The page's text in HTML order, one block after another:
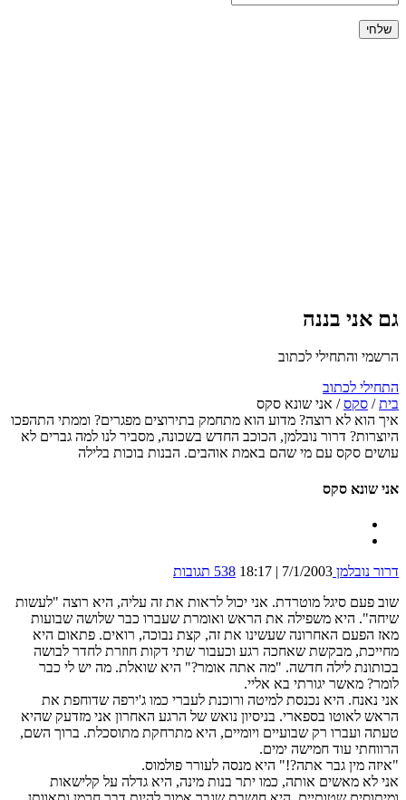
גם אני בננה
הרשמי והתחילי לכתוב
התחילי לכתוב
בית/ סקס/ אני שונא סקס
איך הוא לא רוצה? מדוע הוא מתחמק בתירוצים מפגרים? וממתי התהפכו
היוצרות? דרור נובלמן, הכוכב החדש בשכונה, מסביר לנו למה גברים לא
עושים סקס עם מי שהם באמת אוהבים. הבנות בוכות בלילה
אני שונא סקס
דרור נובלמן 7/1/2003 | 18:17
538 תגובות
שוב פעם סיגל מוטרדת. אני יכול לראות את זה עליה, היא רוצה "לעשות
שיחה". היא משפילה את הראש ואומרת שעברו כבר שלושה שבועות
מאז הפעם האחרונה שעשינו את זה, קצת נבוכה, רואים. פתאום היא
מחייכת, מבקשת שאחכה רגע וכעבור שתי דקות חוזרת לחדר לבושה
בכותונת לילה חדשה. "מה אתה אומר?" היא שואלת. מה יש לי כבר
לומר? מאשר יגורתי בא אליי.
אני נאנח. היא נכנסת למיטה ורוכנת לעברי כמו ג'ירפה שדוחפת את
הראש לאוטו בספארי. בניסיון נואש של הרגע האחרון אני מזדעק שהיא
טעתה ועברו רק שבועיים ויומיים, היא מתרחקת מתוסכלת. ברוך השם,
הרווחתי עוד חמישה ימים.
"איזה מין גבר אתה?!" היא מנסה לעורר פולמוס.
אני לא מאשים אותה, כמו יתר בנות מינה, היא גדלה על קלישאות